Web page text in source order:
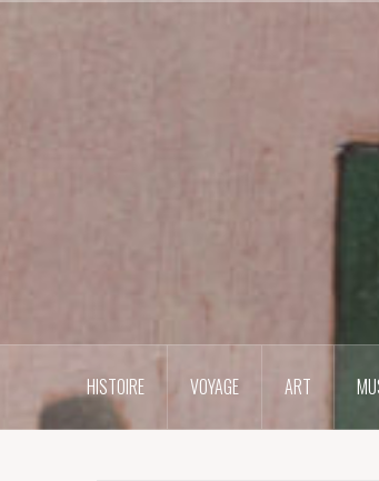
HISTOIRE VOYAGE ART